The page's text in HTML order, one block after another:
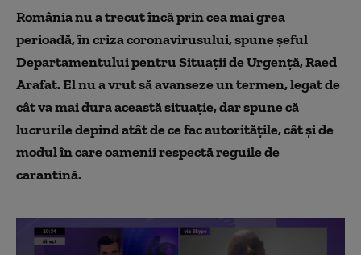
România nu a trecut încă prin cea mai grea
perioadă, în criza coronavirusului, spune șeful
Departamentului pentru Situații de Urgență, Raed
Arafat. El nu a vrut să avanseze un termen, legat de
cât va mai dura această situație, dar spune că
lucrurile depind atât de ce fac autoritățile, cât și de
modul în care oamenii respectă reguile de
carantină.